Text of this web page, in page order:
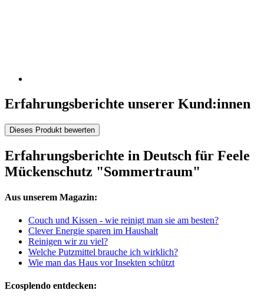
Erfahrungsberichte unserer Kund:innen
Dieses Produkt bewerten
Erfahrungsberichte in Deutsch für Feele
Mückenschutz "Sommertraum"
Aus unserem Magazin:
Couch und Kissen - wie reinigt man sie am besten?
Clever Energie sparen im Haushalt
Reinigen wir zu viel?
Welche Putzmittel brauche ich wirklich?
Wie man das Haus vor Insekten schützt
Ecosplendo entdecken: